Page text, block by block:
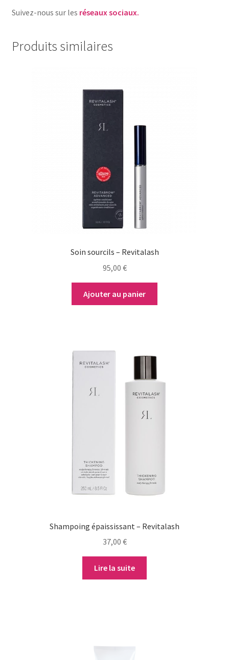
Suivez-nous sur les réseaux sociaux.
Produits similaires
Soin sourcils – Revitalash
95,00 €
Ajouter au panier
Shampoing épaississant – Revitalash
37,00 €
Lire la suite